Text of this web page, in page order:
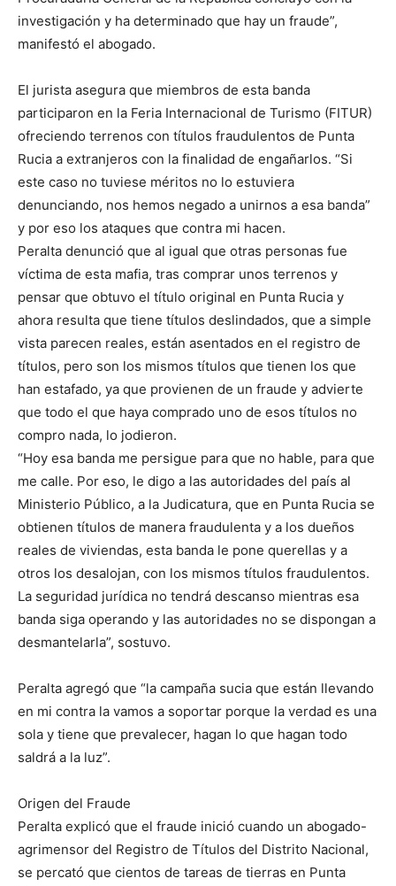
investigación y ha determinado que hay un fraude”,
manifestó el abogado.
El jurista asegura que miembros de esta banda
participaron en la Feria Internacional de Turismo (FITUR)
ofreciendo terrenos con títulos fraudulentos de Punta
Rucia a extranjeros con la finalidad de engañarlos. “Si
este caso no tuviese méritos no lo estuviera
denunciando, nos hemos negado a unirnos a esa banda”
y por eso los ataques que contra mi hacen.
Peralta denunció que al igual que otras personas fue
víctima de esta mafia, tras comprar unos terrenos y
pensar que obtuvo el título original en Punta Rucia y
ahora resulta que tiene títulos deslindados, que a simple
vista parecen reales, están asentados en el registro de
títulos, pero son los mismos títulos que tienen los que
han estafado, ya que provienen de un fraude y advierte
que todo el que haya comprado uno de esos títulos no
compro nada, lo jodieron.
“Hoy esa banda me persigue para que no hable, para que
me calle. Por eso, le digo a las autoridades del país al
Ministerio Público, a la Judicatura, que en Punta Rucia se
obtienen títulos de manera fraudulenta y a los dueños
reales de viviendas, esta banda le pone querellas y a
otros los desalojan, con los mismos títulos fraudulentos.
La seguridad jurídica no tendrá descanso mientras esa
banda siga operando y las autoridades no se dispongan a
desmantelarla”, sostuvo.
Peralta agregó que “la campaña sucia que están llevando
en mi contra la vamos a soportar porque la verdad es una
sola y tiene que prevalecer, hagan lo que hagan todo
saldrá a la luz”.
Origen del Fraude
Peralta explicó que el fraude inició cuando un abogado-
agrimensor del Registro de Títulos del Distrito Nacional,
se percató que cientos de tareas de tierras en Punta